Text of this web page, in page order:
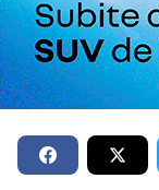
mayo
Los signos del
un mayo